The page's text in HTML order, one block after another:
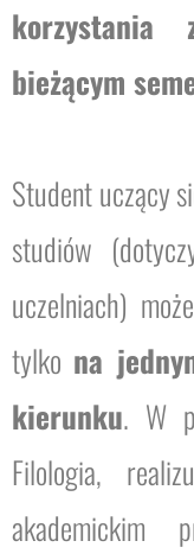
korzystania
bieżącym
Student uczący
studiów
uczelniach)
tylko na
kierunku. W
Filologia,
akademickim